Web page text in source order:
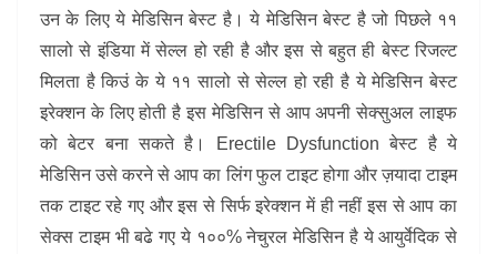
उन के लिए ये मेडिसिन बेस्ट है। ये मेडिसिन बेस्ट है जो पिछले ११
सालो से इंडिया में सेल्ल हो रही है और इस से बहुत ही बेस्ट रिजल्ट
मिलता है किउं के ये ११ सालो से सेल्ल हो रही है ये मेडिसिन बेस्ट
इरेक्शन के लिए होती है इस मेडिसिन से आप अपनी सेक्सुअल लाइफ
को बेटर बना सकते है। Erectile Dysfunction बेस्ट है ये
मेडिसिन उसे करने से आप का लिंग फुल टाइट होगा और ज़यादा टाइम
तक टाइट रहे गए और इस से सिर्फ इरेक्शन में ही नहीं इस से आप का
सेक्स टाइम भी बढे गए ये १००% नेचुरल मेडिसिन है ये आयुर्वेदिक से